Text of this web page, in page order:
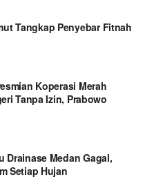
Tangkap Penyebar Fitnah
Koperasi Merah
Tanpa Izin, Prabowo
Medan Gagal,
Setiap Hujan